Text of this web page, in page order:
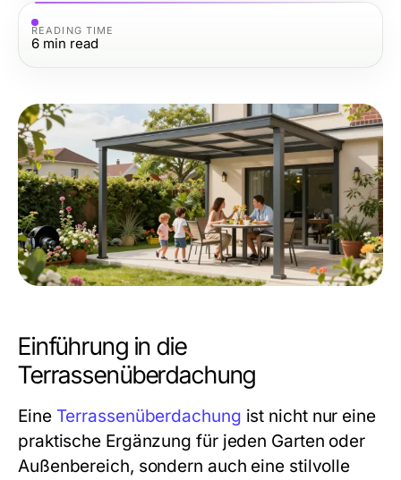
READING TIME
6 min read
Einführung in die
Terrassenüberdachung
Eine Terrassenüberdachung ist nicht nur eine
praktische Ergänzung für jeden Garten oder
Außenbereich, sondern auch eine stilvolle